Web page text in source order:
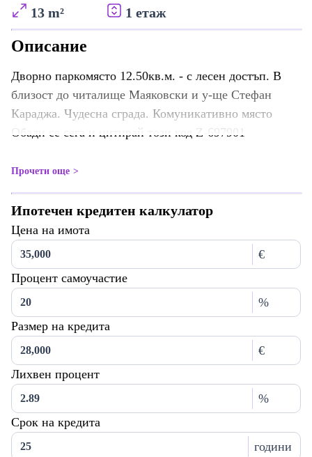
13 m² 1 етаж
Описание
Дворно паркомясто 12.50кв.м. - с лесен достъп. В
близост до читалище Маяковски и у-ще Стефан
Караджа. Чудесна сграда. Комуникативно място
Обади се сега и цитирай този код Z-697901
Прочети още
Ипотечен кредитен калкулатор
Цена на имота
€
Процент самоучастие
%
Размер на кредита
€
Лихвен процент
%
Срок на кредита
години